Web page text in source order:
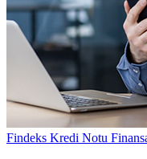
Findeks Kredi Notu